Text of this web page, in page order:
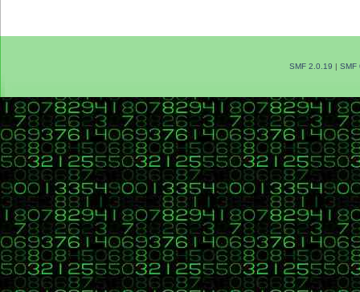
SMF 2.0.19 | SMF